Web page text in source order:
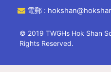
電郵 :
© 2019 TWGHs Hok Shan
Rights Reserved.